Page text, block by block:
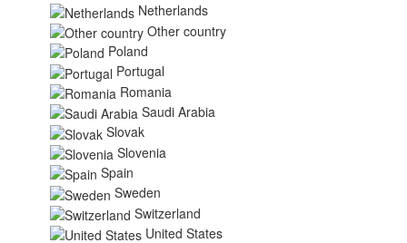
Netherlands
Other country
Poland
Portugal
Romania
Saudi Arabia
Slovak
Slovenia
Spain
Sweden
Switzerland
United States